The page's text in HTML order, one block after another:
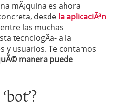
mÃ¡quina es ahora
desde la aplicaciÃ³n
las muchas
tecnologÃ­a- a la
y usuarios. Te contamos
manera puede